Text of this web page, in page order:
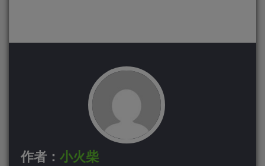
作者： 小火柴